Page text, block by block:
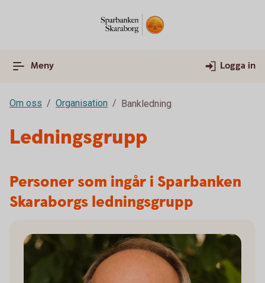
Meny Logga in
Om oss Organisation Bankledning
Ledningsgrupp
Personer som ingår i Sparbanken
Skaraborgs ledningsgrupp